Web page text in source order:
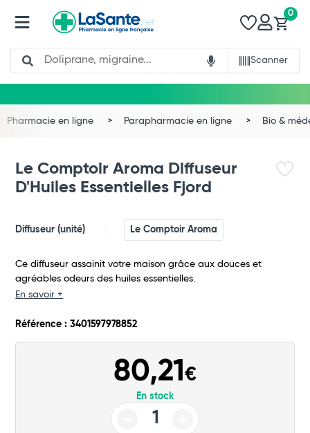
Search
Scanner
0
Total
Commander
Pharmacie en ligne Parapharmacie en ligne Bio &
Le Comptoir Aroma Diffuseur
D'Huiles Essentielles Fjord
Diffuseur (unité) Le Comptoir Aroma
Ce diffuseur assainit votre maison grâce aux douces et
agréables odeurs des huiles essentielles.
En savoir +
Référence : 3401597978852
80,21€
En stock